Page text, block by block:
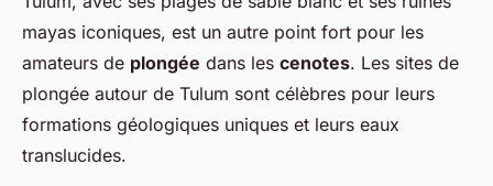
mayas iconiques, est un autre point fort pour les
amateurs de plongée dans les cenotes. Les sites de
plongée autour de Tulum sont célèbres pour leurs
formations géologiques uniques et leurs eaux
translucides.